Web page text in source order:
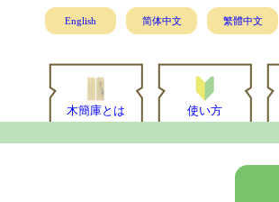
English 简体中文 繁體中文
木簡庫とは 使い方